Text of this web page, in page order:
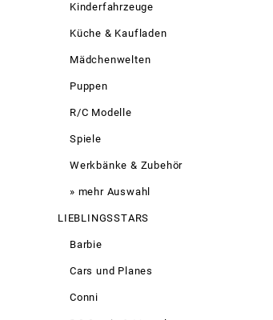
Kinderfahrzeuge
Küche & Kaufladen
Mädchenwelten
Puppen
R/C Modelle
Spiele
Werkbänke & Zubehör
» mehr Auswahl
LIEBLINGSSTARS
Barbie
Cars und Planes
Conni